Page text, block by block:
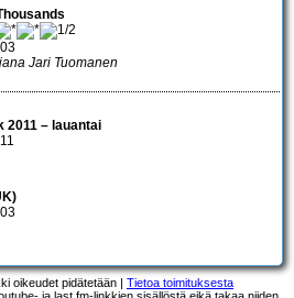
Jari Tuomanen
2011 – lauantai
oikeudet pidätetään | Tietoa toimituksesta